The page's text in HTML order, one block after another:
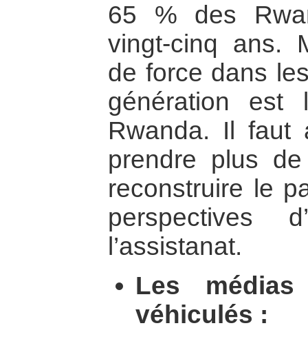
65 % des
vingt-cinq ans.
de force dans
génération est
Rwanda. Il faut
prendre plus
reconstruire le
perspectives
l’assistanat.
Les
véhiculés :